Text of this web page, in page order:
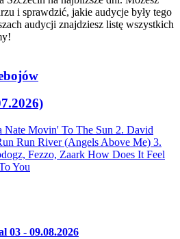
i sprawdzić, jakie audycje były tego
audycji znajdziesz listę wszystkich
Nate Movin' To The Sun 2. David
Run River (Angels Above Me) 3.
Fezzo, Zaark How Does It Feel
You
03 - 09.08.2026